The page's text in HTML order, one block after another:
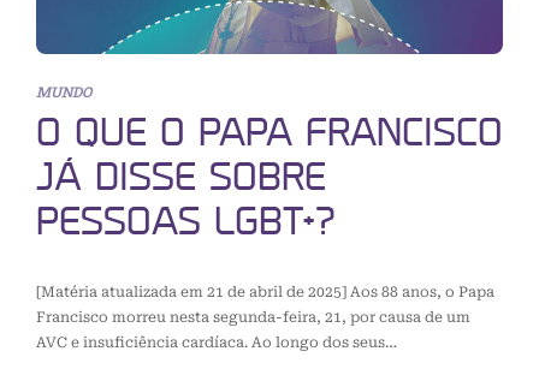
MUNDO
O QUE O PAPA FRANCISCO
JÁ DISSE SOBRE
PESSOAS LGBT+?
[Matéria atualizada em 21 de abril de 2025] Aos 88 anos, o Papa
Francisco morreu nesta segunda-feira, 21, por causa de um
AVC e insuficiência cardíaca. Ao longo dos seus…